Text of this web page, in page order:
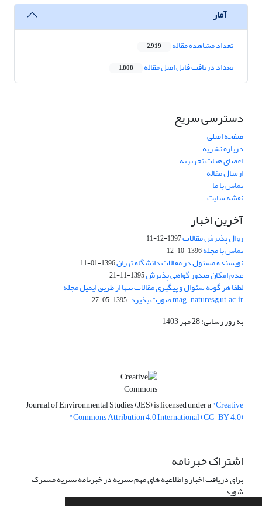
آمار
تعداد مشاهده مقاله 2,919
تعداد دریافت فایل اصل مقاله 1,808
دسترسی سریع
صفحه اصلی
درباره نشریه
اعضای هیات تحریریه
ارسال مقاله
تماس با ما
نقشه سایت
آخرین اخبار
روال پذیرش مقالات1397-12-11
تماس با مجله1396-10-12
نویسنده مسئول در مقالات دانشگاه تهران1396-01-11
عدم امکان صدور گواهی پذیرش1395-11-21
لطفا هر گونه سئوال و پیگیری مقالات تنها از طریق ایمیل مجله
mag_natures@ut.ac.ir صورت پذیرد. 1395-05-27
به روز رسانی: 28 مهر 1403
Journal of Environmental Studies (JES) is licensed under a"Creative
Commons Attribution 4.0 International (CC-BY 4.0)"
اشتراک خبرنامه
برای دریافت اخبار و اطلاعیه های مهم نشریه در خبرنامه نشریه مشترک
شوید.